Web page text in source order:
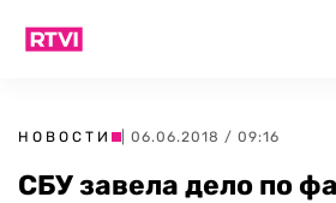
НОВОСТИ | 06.06.2018 / 09:16
СБУ завела дело по